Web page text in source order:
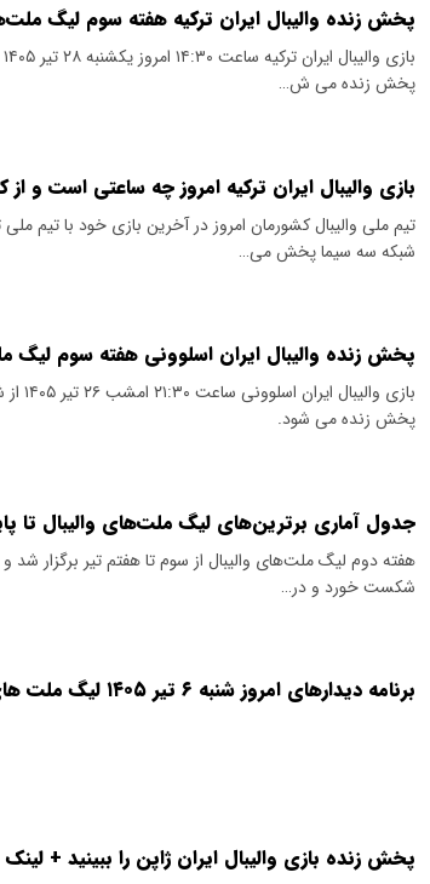
پخش زنده والیبال ایران ترکیه هفته سوم لیگ ملت‌ها ۲۰۲۶ را ببینید +
پخش زنده می ش…
بازی والیبال ایران ترکیه امروز چه ساعتی است
تیم ملی والیبال کشورمان امروز در آخرین بازی خود با تیم
شبکه سه سیما پخش می…
پخش زنده والیبال ایران اسلوونی هفته سوم لیگ ملت‌ها ۲۰۲۶ را
پخش زنده می شود.
جدول آماری برترین‌های لیگ‌ ملت‌های والیبال تا
هفته دوم لیگ ملت‌های والیبال از سوم تا هفتم تیر برگزار شد و
شکست خورد و در…
برنامه دیدارهای امروز شنبه ۶ تیر ۱۴۰۵ لیگ ملت های والیبال
پخش زنده بازی والیبال ایران ژاپن را ببینید + لینک